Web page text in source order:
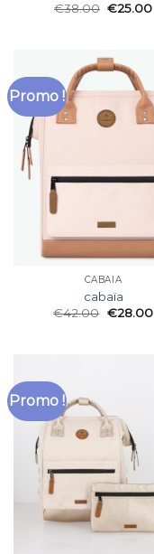
€38.00 €25.00
Promo !
CABAÏA
cabaïa
€42.00 €28.00
Promo !